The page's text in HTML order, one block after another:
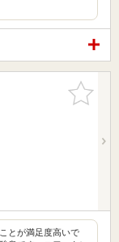
お気に入
りに追加
とが満足度高いで